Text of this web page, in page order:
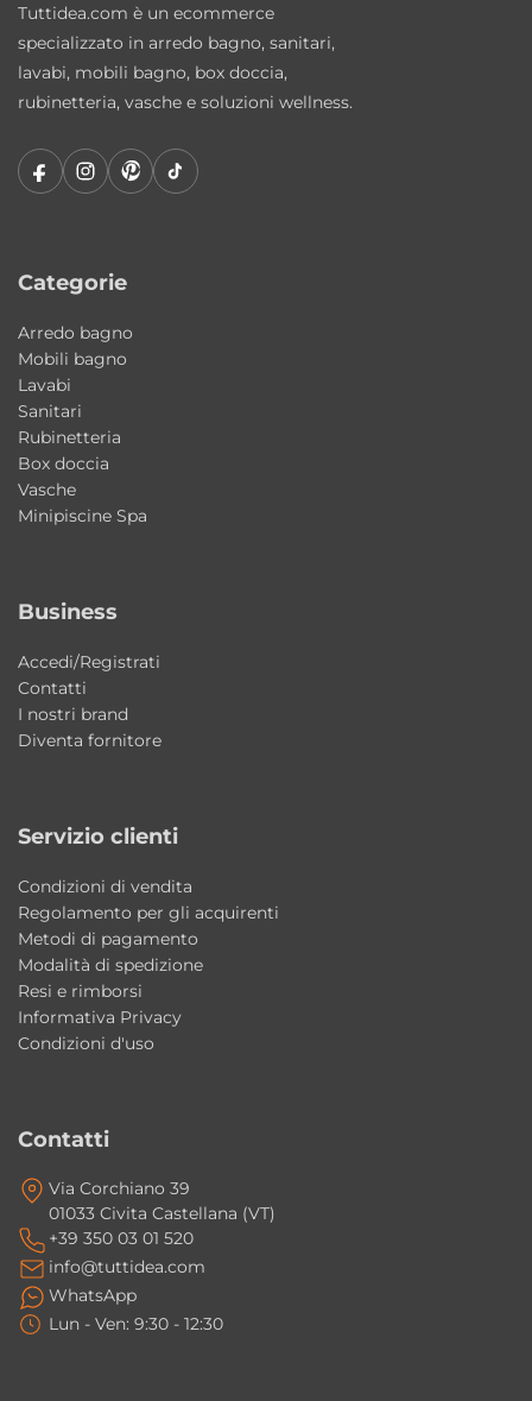
Il lavabo può essere abbinato a piani
d’appoggio disponibili in diverse misure e
finiture moderne per creare composizioni
Dotazione
La qualità della ceramica AXA garantisce
superfici resistenti, igieniche e semplici da
mantenere nel tempo. Le finiture curate e il
design Made in Italy valorizzano il bagno con
uno stile moderno ed elegante.
Funzionalità della doppia vasca
e comfort nell’utilizzo quotidiano, risultando
utenti apprezzano la possibilità di utilizzare
contemporaneamente due aree lavabo
mantenendo ordine e funzionalità
Caratteristiche principali
Collezione: Cosa
Ceramic design: Giancarlo Angelelli
Complements design: Alessandro Paolelli
Materiale: ceramica
Installazione: sospeso o da appoggio
Dotazione: staffe di fissaggio incluse
Stile: moderno contemporaneo
Made in Italy
Perché scegliere il lavabo doppia vasca
Tuttidea.com è un ecommerce
specializzato in arredo bagno, sanitari,
lavabi, mobili bagno, box doccia,
rubinetteria, vasche e soluzioni wellness.
Categorie
Arredo bagno
Mobili bagno
Lavabi
Sanitari
Rubinetteria
Box doccia
Vasche
Minipiscine Spa
Business
Accedi/Registrati
Contatti
I nostri brand
Diventa fornitore
Servizio clienti
Condizioni di vendita
Regolamento per gli acquirenti
Metodi di pagamento
Modalità di spedizione
Resi e rimborsi
Informativa Privacy
Condizioni d'uso
Contatti
Via Corchiano 39
01033 Civita Castellana (VT)
+39 350 03 01 520
info@tuttidea.com
WhatsApp
Lun - Ven: 9:30 - 12:30